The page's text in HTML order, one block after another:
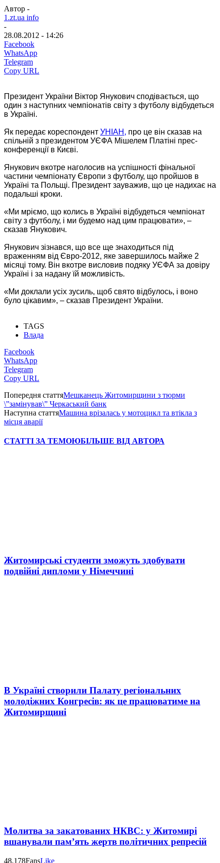
Автор -
1.zt.ua info
-
28.08.2012 - 14:26
Facebook
WhatsApp
Telegram
Copy URL
Президент України Віктор Янукович сподівається, що
один з наступних чемпіонатів світу з футболу відбудеться
в Україні.
Як передає кореспондент УНІАН, про це він сказав на
спільній з президентом УЄФА Мішелем Платіні прес-
конференції в Києві.
Янукович вкотре наголосив на успішності фінальної
частини чемпіонату Європи з футболу, що пройшов в
Україні та Польщі. Президент зауважив, що це надихає на
подальші кроки.
«Ми мріємо, що колись в Україні відбудеться чемпіонат
світу з футболу, і ми будемо над цим працювати», –
сказав Янукович.
Янукович зізнався, що все ще знаходиться під
враженням від Євро-2012, яке завершилось майже 2
місяці тому. Він вкотре висловив подяку УЄФА за довіру
Україні і за надану їй можливість.
«Ми доклали усіх зусиль, щоб свято відбулось, і воно
було цікавим», – сказав Президент України.
TAGS
Влада
Facebook
WhatsApp
Telegram
Copy URL
Попередня статтяМешканець Житомирщини з тюрми
\”замінував\” Черкаський банк
Наступна статтяМашина врізалась у мотоцикл та втікла з
місця аварії
СТАТТІ ЗА ТЕМОЮБІЛЬШЕ ВІД АВТОРА
Житомирські студенти зможуть здобувати
подвійні дипломи у Німеччині
В Україні створили Палату регіональних
молодіжних Конгресів: як це працюватиме на
Житомирщині
Молитва за закатованих НКВС: у Житомирі
вшанували пам’ять жертв політичних репресій
48,178FansLike